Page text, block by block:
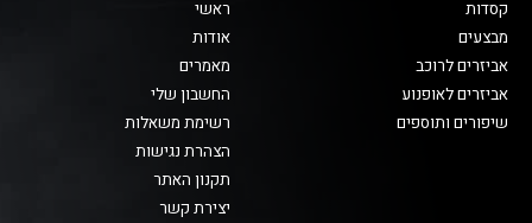
קסדות
מבצעים
אביזרים לרוכב
אביזרים לאופנוע
שיפורים ותוספים
ראשי
אודות
מאמרים
החשבון שלי
רשימת משאלות
הצהרת נגישות
תקנון האתר
יצירת קשר